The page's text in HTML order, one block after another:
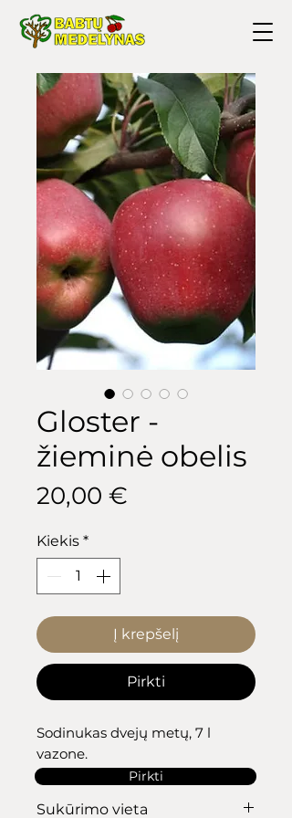
Gloster -
žieminė obelis
20,00 €
Kiekis *
Į krepšelį
Pirkti
Sodinukas dvejų metų, 7 l
vazone.
Sukūrimo vieta
Pirkti